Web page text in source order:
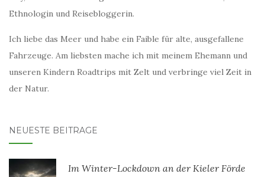
Ethnologin und Reisebloggerin.
Ich liebe das Meer und habe ein Faible für alte, ausgefallene
Fahrzeuge. Am liebsten mache ich mit meinem Ehemann und
unseren Kindern Roadtrips mit Zelt und verbringe viel Zeit in
der Natur.
NEUESTE BEITRÄGE
Im Winter-Lockdown an der Kieler Förde